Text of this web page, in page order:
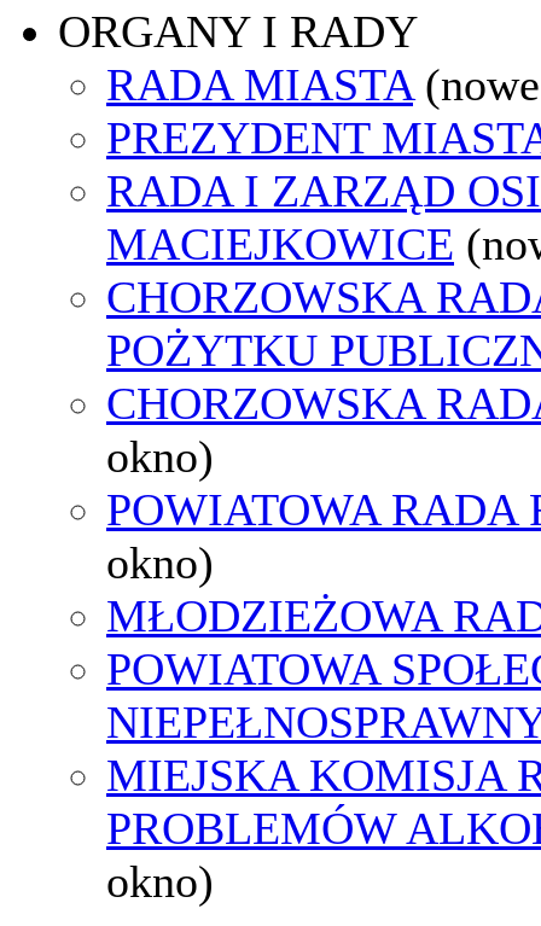
ORGANY I RADY
RADA MIASTA
PREZYDENT
RADA I ZARZĄD
MACIEJKOWICE
CHORZOWSKA
POŻYTKU
CHORZOWSKA
okno)
POWIATOWA RADA
okno)
MŁODZIEŻOWA
POWIATOWA
MIEJSKA KOMISJA
PROBLEMÓW
okno)